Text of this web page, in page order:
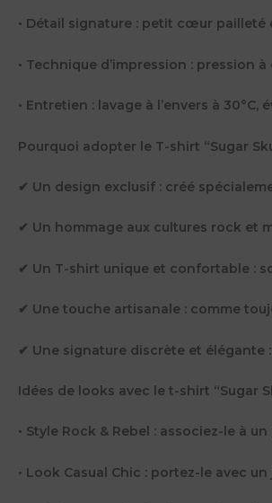
• Détail signature : petit cœur pailleté
• Technique d’impression : pression
• Entretien : lavage à l’envers à
Pourquoi adopter le T-shirt “Sugar
✔ Un design exclusif : créé
✔ Un hommage aux cultures rock et
✔ Un T-shirt unique et confortable :
✔ Une touche artisanale : comme
✔ Une signature discrète et
Idées de looks avec le t-shirt “Sugar
• Style Rock & Rebel : associez-le à
• Look Casual Chic : portez-le avec